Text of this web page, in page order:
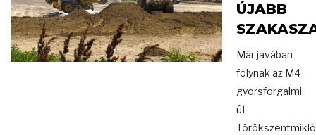
ÚJABB
Már javában
folynak az M4
gyorsforgalmi
út